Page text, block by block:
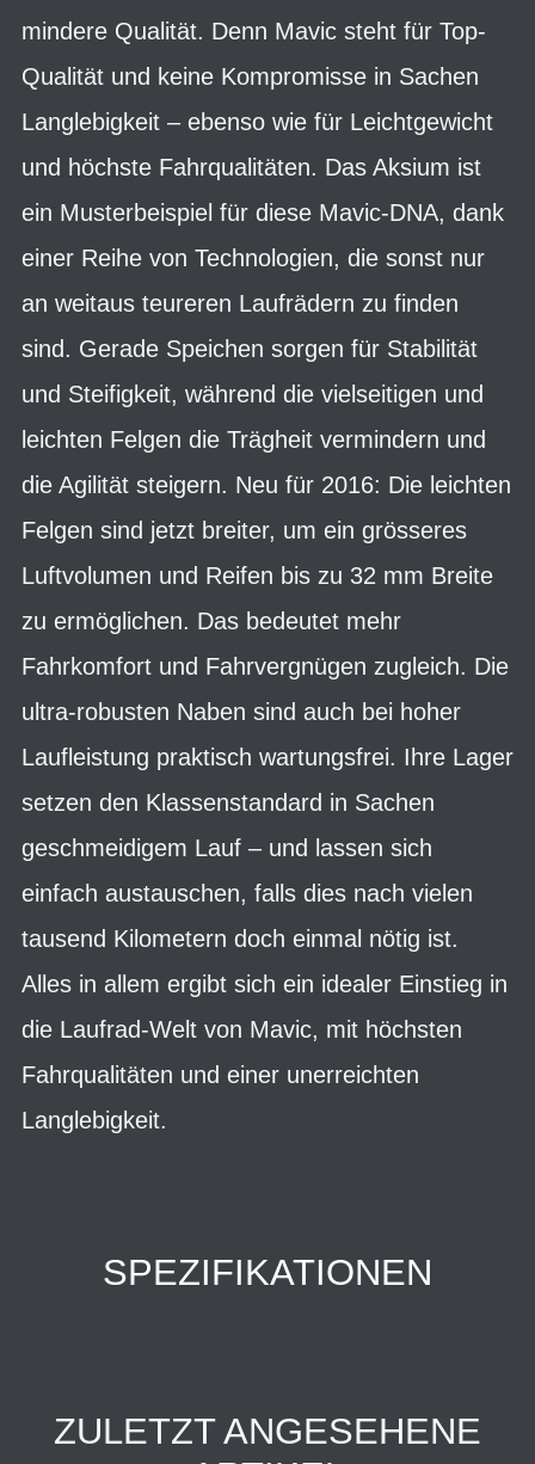
mindere Qualität. Denn Mavic steht für Top-
Qualität und keine Kompromisse in Sachen
Langlebigkeit – ebenso wie für Leichtgewicht
und höchste Fahrqualitäten. Das Aksium ist
ein Musterbeispiel für diese Mavic-DNA, dank
einer Reihe von Technologien, die sonst nur
an weitaus teureren Laufrädern zu finden
sind. Gerade Speichen sorgen für Stabilität
und Steifigkeit, während die vielseitigen und
leichten Felgen die Trägheit vermindern und
die Agilität steigern. Neu für 2016: Die leichten
Felgen sind jetzt breiter, um ein grösseres
Luftvolumen und Reifen bis zu 32 mm Breite
zu ermöglichen. Das bedeutet mehr
Fahrkomfort und Fahrvergnügen zugleich. Die
ultra-robusten Naben sind auch bei hoher
Laufleistung praktisch wartungsfrei. Ihre Lager
setzen den Klassenstandard in Sachen
geschmeidigem Lauf – und lassen sich
einfach austauschen, falls dies nach vielen
tausend Kilometern doch einmal nötig ist.
Alles in allem ergibt sich ein idealer Einstieg in
die Laufrad-Welt von Mavic, mit höchsten
Fahrqualitäten und einer unerreichten
Langlebigkeit.
SPEZIFIKATIONEN
ZULETZT ANGESEHENE